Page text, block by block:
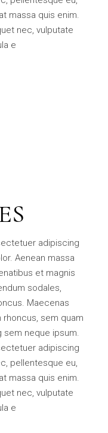
massa quis enim.
nec, vulputate
e
adipiscing
Aenean massa
et magnis
sodales,
Maecenas
sem quam
sem neque ipsum.
adipiscing
pellentesque eu,
massa quis enim.
nec, vulputate
e